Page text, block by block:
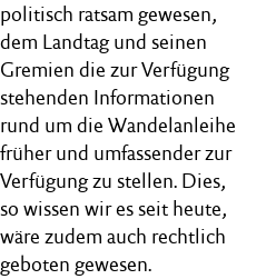
politisch ratsam gewesen,
dem Landtag und seinen
Gremien die zur Verfügung
stehenden Informationen
rund um die Wandelanleihe
früher und umfassender zur
Verfügung zu stellen. Dies,
so wissen wir es seit heute,
wäre zudem auch rechtlich
geboten gewesen.